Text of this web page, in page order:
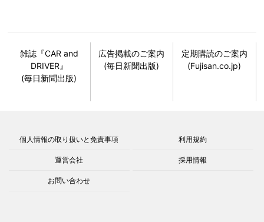
雑誌『CAR and
DRIVER』
(毎日新聞出版)
広告掲載のご案内
(毎日新聞出版)
定期購読のご案内
(Fujisan.co.jp)
個人情報の取り扱いと免責事項 利用規約
運営会社 採用情報
お問い合わせ